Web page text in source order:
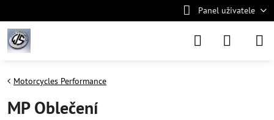
Panel uživatele
Motorcycles Performance
MP Oblečení